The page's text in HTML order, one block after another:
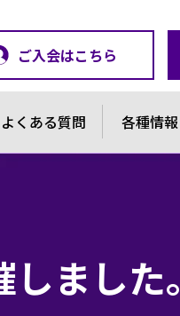
ご入会はこちら
よくある質問 各種情報
ました。